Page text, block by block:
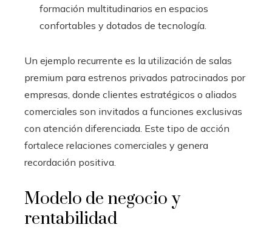
formación multitudinarios en espacios
confortables y dotados de tecnología.
Un ejemplo recurrente es la utilización de salas
premium para estrenos privados patrocinados por
empresas, donde clientes estratégicos o aliados
comerciales son invitados a funciones exclusivas
con atención diferenciada. Este tipo de acción
fortalece relaciones comerciales y genera
recordación positiva.
Modelo de negocio y
rentabilidad